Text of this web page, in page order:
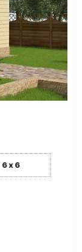
6 х 6